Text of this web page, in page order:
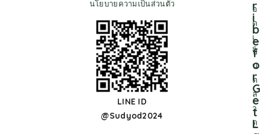
นโยบายความเป็นส่วนตัว
LINE ID
@Sudyod2024
อ
ด
เ
ป็
น
ต
ล
า
ด
r
i
b
e
f
o
r
G
e
t
L